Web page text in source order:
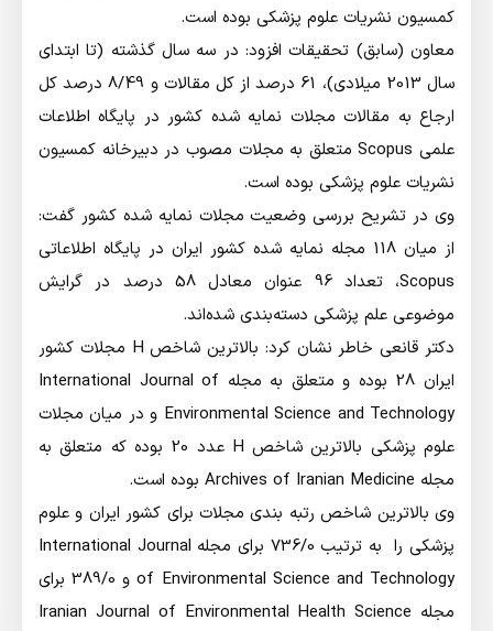
کمسیون نشریات علوم پزشکی بوده است.
معاون (سابق) تحقیقات افزود: در سه سال گذشته (تا ابتدای
سال 2013 میلادی)، 61 درصد از کل مقالات و 8/49 درصد کل
ارجاع به مقالات مجلات نمایه شده کشور در پایگاه اطلاعات
علمی Scopus متعلق به مجلات مصوب در دبیرخانه کمسیون
نشریات علوم پزشکی بوده است.
وی در تشریح بررسی وضعیت مجلات نمایه شده کشور گفت:
از میان 118 مجله نمایه شده کشور ایران در پایگاه اطلاعاتی
Scopus، تعداد 96 عنوان معادل 58 درصد در گرایش
موضوعی علم پزشکی دسته‌بندی ‌شده‌اند.
دکتر قانعی خاطر نشان کرد: بالاترین شاخص H مجلات کشور
ایران 28 بوده و متعلق به مجله International Journal of
Environmental Science and Technology و در میان مجلات
علوم پزشکی بالاترین شاخص H عدد 20 بوده که متعلق به
مجله Archives of Iranian Medicine بوده است.
وی بالاترین شاخص رتبه بندی مجلات برای کشور ایران و علوم
پزشکی را به ترتیب 736/0 برای مجله International Journal
of Environmental Science and Technology و 389/0 برای
مجله Iranian Journal of Environmental Health Science